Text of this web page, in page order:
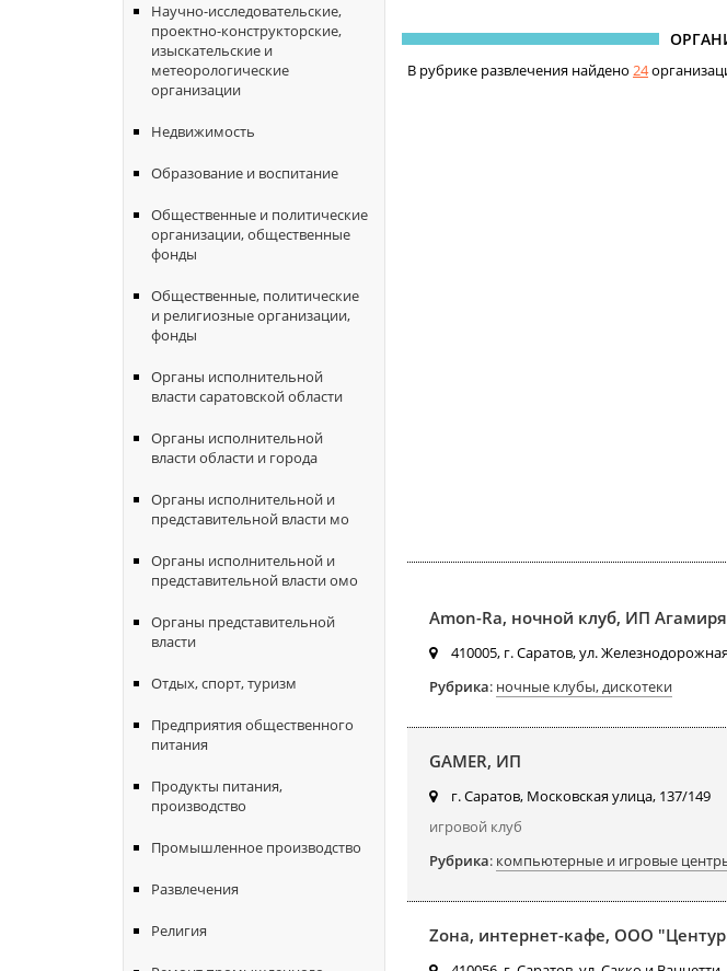
Научно-исследовательские,
проектно-конструкторские,
изыскательские и
метеорологические
организации
Недвижимость
Образование и воспитание
Общественные и политические
организации, общественные
фонды
Общественные, политические
и религиозные организации,
фонды
Органы исполнительной
власти саратовской области
Органы исполнительной
власти области и города
Органы исполнительной и
представительной власти мо
Органы исполнительной и
представительной власти омо
Органы представительной
власти
Отдых, спорт, туризм
Предприятия общественного
питания
Продукты питания,
производство
Промышленное производство
Развлечения
Религия
В рубрике развлечения найдено 24
Amon-Ra, ночной клуб, ИП
410005, г. Саратов, ул.
Рубрика: ночные клубы, дискотеки
GAMER, ИП
г. Саратов, Московская улица, 137/149
игровой клуб
Рубрика: компьютерные и игровые
Zона, интернет-кафе, ООО